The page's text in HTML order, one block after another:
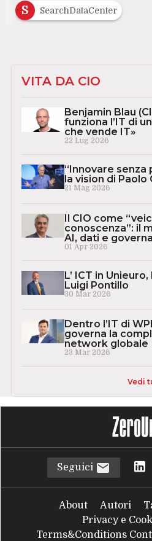
S SearchDataCenter
VITA DA CIO
Benjamin Blau
funziona l’IT di
che vende IT»
22 Lug 2026
“Innovare senza
la vision di
21 Mag 2026
Il CIO come
conoscenza”: il
AI, dati e
01 Apr 2026
L’ ICT in
Luigi Pontillo
30 Mar 2026
Dentro l’IT di
governa la
network globale
23 Mar 2026
Vedi
Seguici
About Autori
Privacy e
Terms&Conditions